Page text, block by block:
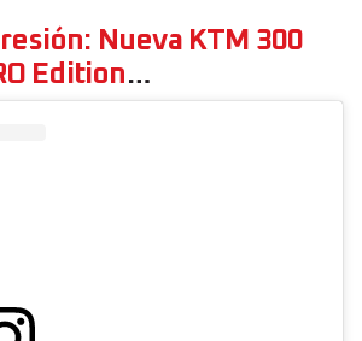
Nueva KTM 300
Edition…